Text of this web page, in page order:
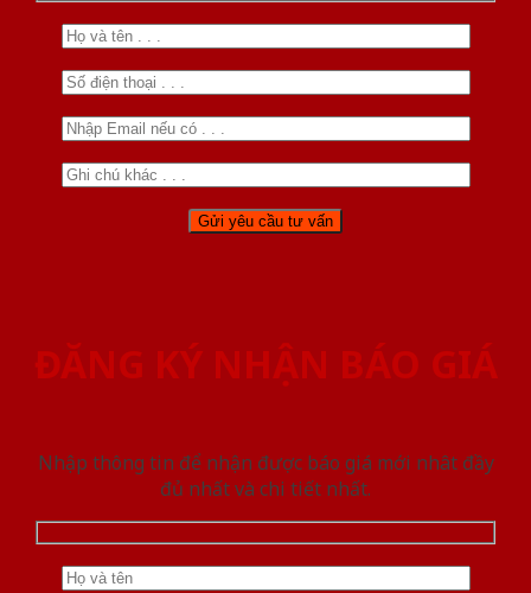
ĐĂNG KÝ NHẬN BÁO GIÁ
Nhập thông tin để nhận được báo giá mới nhât đầy
đủ nhất và chi tiết nhất.